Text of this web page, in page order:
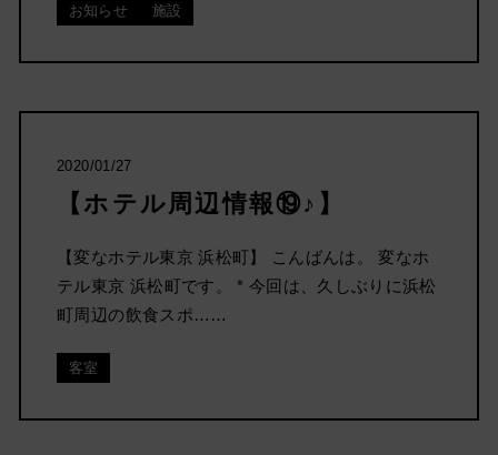
お知らせ 施設
2020/01/27
【ホテル周辺情報⑲♪】
【変なホテル東京 浜松町】 こんばんは。 変なホ
テル東京 浜松町です。 * 今回は、久しぶりに浜松
町周辺の飲食スポ……
客室